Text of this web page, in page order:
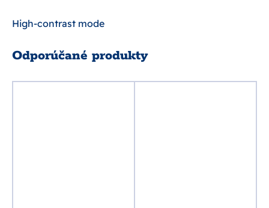
High-contrast mode
Odporúčané produkty